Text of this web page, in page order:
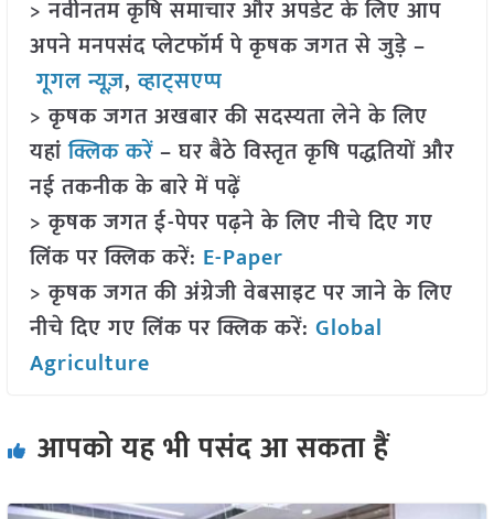
> नवीनतम कृषि समाचार और अपडेट के लिए आप
अपने मनपसंद प्लेटफॉर्म पे कृषक जगत से जुड़े –
गूगल न्यूज़,व्हाट्सएप्प
> कृषक जगत अखबार की सदस्यता लेने के लिए
यहांक्लिक करें– घर बैठे विस्तृत कृषि पद्धतियों और
नई तकनीक के बारे में पढ़ें
> कृषक जगत ई-पेपर पढ़ने के लिए नीचे दिए गए
लिंक पर क्लिक करें: E-Paper
> कृषक जगत की अंग्रेजी वेबसाइट पर जाने के लिए
नीचे दिए गए लिंक पर क्लिक करें: Global
Agriculture
आपको यह भी पसंद आ सकता हैं